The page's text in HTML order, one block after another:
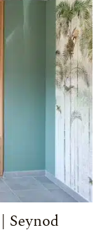
Seynod